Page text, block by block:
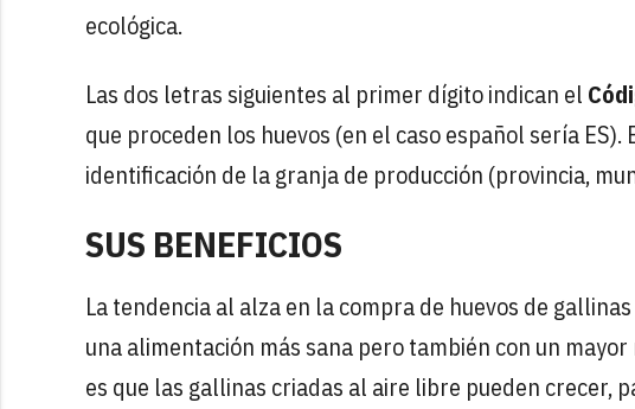
ecológica.
Las dos letras siguientes al primer dígito indican el
que proceden los huevos (en el caso español sería
identificación de la granja de producción (provincia,
SUS BENEFICIOS
La tendencia al alza en la compra de huevos de
una alimentación más sana pero también con un
es que las gallinas criadas al aire libre pueden crecer,